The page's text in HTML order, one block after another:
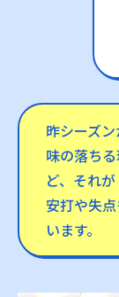
昨シーズ
味の落ち
ど、それ
安打や失
います。